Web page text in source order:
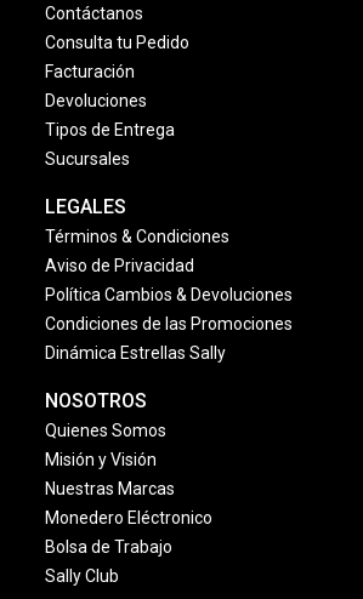
Contáctanos
Consulta tu Pedido
Facturación
Devoluciones
Tipos de Entrega
Sucursales
LEGALES
Términos & Condiciones
Aviso de Privacidad
Política Cambios & Devoluciones
Condiciones de las Promociones
Dinámica Estrellas Sally
NOSOTROS
Quienes Somos
Misión y Visión
Nuestras Marcas
Monedero Eléctronico
Bolsa de Trabajo
Sally Club